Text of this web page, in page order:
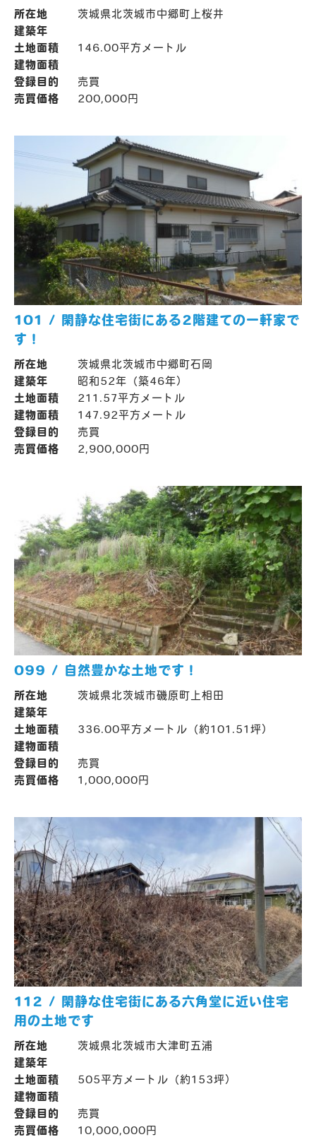
所在地
茨城県北茨城市中郷町上桜井
建築年
土地面積
146.00平方メートル
建物面積
登録目的
売買
売買価格
200,000円
101 / 閑静な住宅街にある2階建ての一軒家で
す！
所在地
茨城県北茨城市中郷町石岡
建築年
昭和52年（築46年）
土地面積
211.57平方メートル
建物面積
147.92平方メートル
登録目的
売買
売買価格
2,900,000円
099 / 自然豊かな土地です！
所在地
茨城県北茨城市磯原町上相田
建築年
土地面積
336.00平方メートル（約101.51坪）
建物面積
登録目的
売買
売買価格
1,000,000円
112 / 閑静な住宅街にある六角堂に近い住宅
用の土地です
所在地
茨城県北茨城市大津町五浦
建築年
土地面積
505平方メートル（約153坪）
建物面積
登録目的
売買
売買価格
10,000,000円